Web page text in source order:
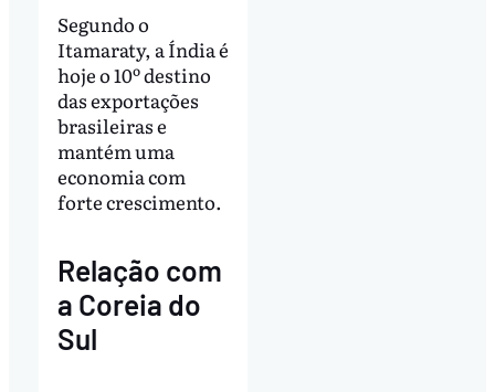
Segundo o
Itamaraty, a Índia é
hoje o 10º destino
das exportações
brasileiras e
mantém uma
economia com
forte crescimento.
Relação com
a Coreia do
Sul